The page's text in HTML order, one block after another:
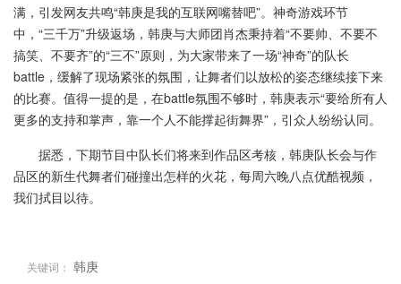
满，引发网友共鸣“韩庚是我的互联网嘴替吧”。神奇游戏环节
中，“三千万”升级返场，韩庚与大师团肖杰秉持着“不要帅、不要不
搞笑、不要齐”的“三不”原则，为大家带来了一场“神奇”的队长
battle，缓解了现场紧张的氛围，让舞者们以放松的姿态继续接下来
的比赛。值得一提的是，在battle氛围不够时，韩庚表示“要给所有人
更多的支持和掌声，靠一个人不能撑起街舞界”，引众人纷纷认同。
据悉，下期节目中队长们将来到作品区考核，韩庚队长会与作
品区的新生代舞者们碰撞出怎样的火花，每周六晚八点优酷视频，
我们拭目以待。
关键词： 韩庚